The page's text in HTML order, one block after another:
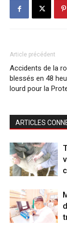
Article précédent
Accidents de la
blessés en 48
lourd pour la
ARTICLES